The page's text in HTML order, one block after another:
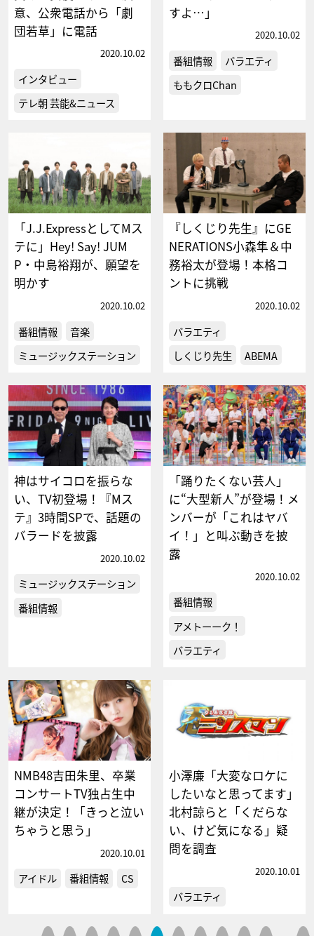
意、公衆電話から「劇
団若草」に電話
2020.10.02
インタビュー
テレ朝 芸能&ニュース
すよ…」
2020.10.02
番組情報
バラエティ
ももクロChan
「J.J.ExpressとしてMス
テに」Hey! Say! JUM
P・中島裕翔が、願望を
明かす
2020.10.02
番組情報
音楽
ミュージックステーション
『しくじり先生』にGE
NERATIONS小森隼＆中
務裕太が登場！本格コ
ントに挑戦
2020.10.02
バラエティ
しくじり先生
ABEMA
神はサイコロを振らな
い、TV初登場！『Mス
テ』3時間SPで、話題の
バラードを披露
2020.10.02
ミュージックステーション
番組情報
「踊りたくない芸人」
に“大型新人”が登場！メ
ンバーが「これはヤバ
イ！」と叫ぶ動きを披
露
2020.10.02
番組情報
アメトーーク！
バラエティ
NMB48吉田朱里、卒業
コンサートTV独占生中
継が決定！「きっと泣い
ちゃうと思う」
2020.10.01
アイドル 番組情報 CS
小澤廉「大変なロケに
したいなと思ってます」
北村諒らと「くだらな
い、けど気になる」疑
問を調査
2020.10.01
バラエティ